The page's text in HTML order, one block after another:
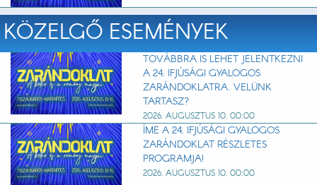
KÖZELGŐ ESEMÉNYEK
TOVÁBBRA IS LEHET JELENTKEZNI
A 24. IFJÚSÁGI GYALOGOS
ZARÁNDOKLATRA. VELÜNK
TARTASZ?
2026. AUGUSZTUS 10. 00:00
ÍME A 24. IFJÚSÁGI GYALOGOS
ZARÁNDOKLAT RÉSZLETES
PROGRAMJA!
2026. AUGUSZTUS 10. 00:00